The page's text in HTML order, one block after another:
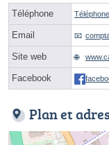
Téléphone
Email
Site web
Facebook
Plan et